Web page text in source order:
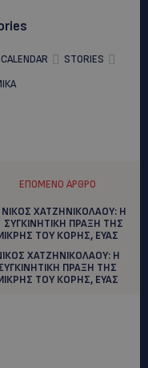
CALENDAR
STORIES
ΕΠΌΜΕΝΟ ΆΡΘΡΟ
ΧΑΤΖΗΝΙΚΟΛΑΟΥ: H
ΠΡΑΞΗ ΤΗΣ
ΤΟΥ ΚΟΡΗΣ, ΕΥΑΣ